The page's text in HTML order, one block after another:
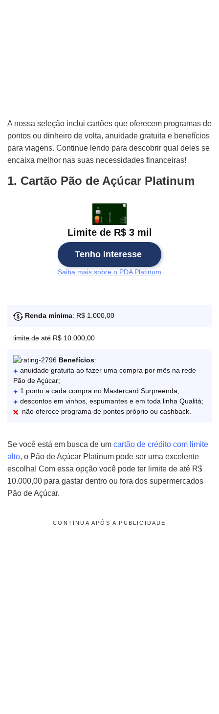
A nossa seleção inclui cartões que oferecem programas de
pontos ou dinheiro de volta, anuidade gratuita e benefícios
para viagens. Continue lendo para descobrir qual deles se
encaixa melhor nas suas necessidades financeiras!
1. Cartão Pão de Açúcar Platinum
Limite de R$ 3 mil
Tenho interesse
Saiba mais sobre o PDA Platinum
Renda mínima: R$ 1.000,00
limite de até R$ 10.000,00
Benefícios:
anuidade gratuita ao fazer uma compra por mês na rede
Pão de Açúcar;
1 ponto a cada compra no Mastercard Surpreenda;
descontos em vinhos, espumantes e em toda linha Qualitá;
não oferece programa de pontos próprio ou cashback.
Se você está em busca de um cartão de crédito com limite
alto, o Pão de Açúcar Platinum pode ser uma excelente
escolha! Com essa opção você pode ter limite de até R$
10.000,00 para gastar dentro ou fora dos supermercados
Pão de Açúcar.
CONTINUA APÓS A PUBLICIDADE